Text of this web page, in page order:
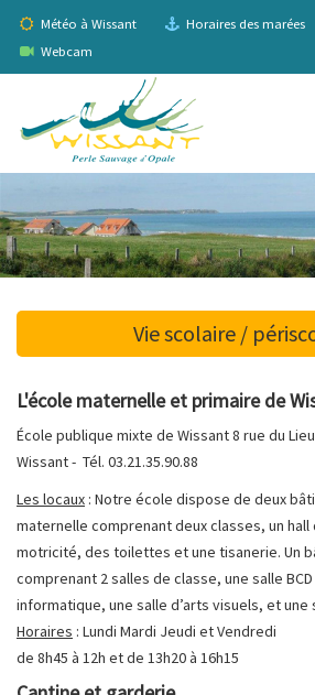
Météo à Wissant Horaires des marées
Webcam
Vie scolaire /
L'école maternelle et primaire de
École publique mixte de Wissant 8 rue du
Wissant - Tél. 03.21.35.90.88
Les locaux : Notre école dispose de deux
maternelle comprenant deux classes, un hall
motricité, des toilettes et une tisanerie. Un
comprenant 2 salles de classe, une salle
informatique, une salle d’arts visuels, et
Horaires : Lundi Mardi Jeudi et Vendredi
de 8h45 à 12h et de 13h20 à 16h15